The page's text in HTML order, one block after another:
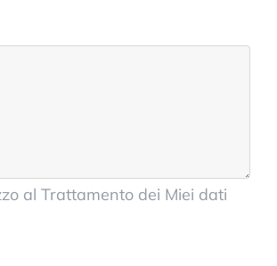
al Trattamento dei Miei dati